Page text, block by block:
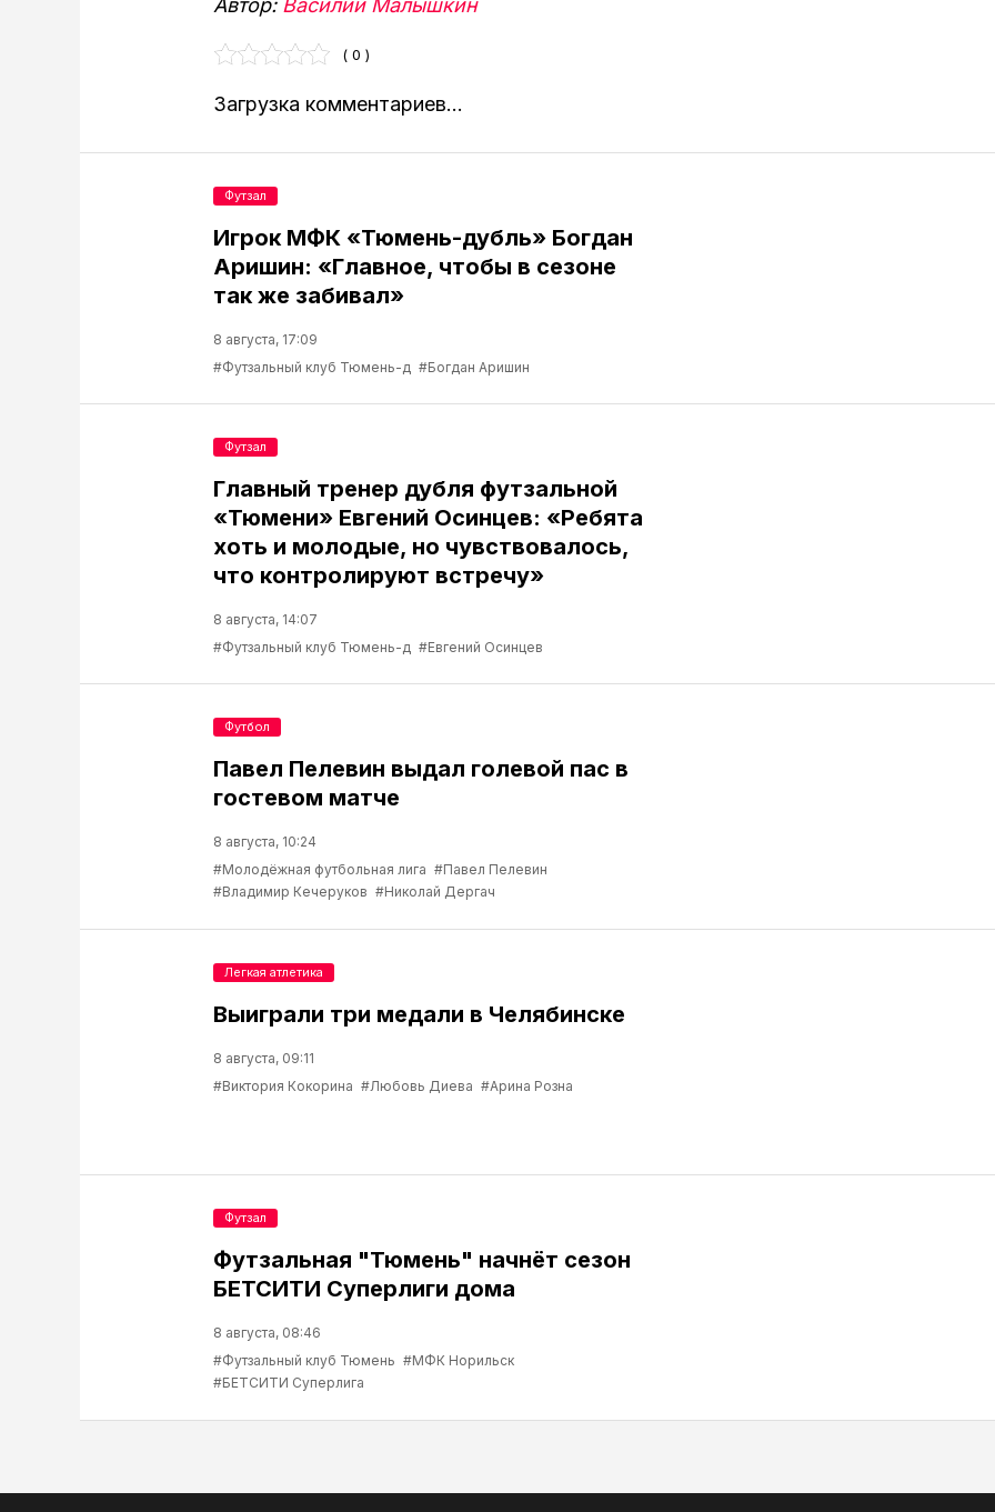
Автор: Василий Малышкин
( 0 )
Загрузка комментариев...
Игрок МФК «Тюмень-дубль» Богдан
Аришин: «Главное, чтобы в сезоне
так же забивал»
8 августа, 17:09
#Футзальный клуб Тюмень-д #Богдан Аришин
Футзал
Главный тренер дубля футзальной
«Тюмени» Евгений Осинцев: «Ребята
хоть и молодые, но чувствовалось,
что контролируют встречу»
8 августа, 14:07
#Футзальный клуб Тюмень-д #Евгений Осинцев
Футзал
Павел Пелевин выдал голевой пас в
гостевом матче
8 августа, 10:24
#Молодёжная футбольная лига #Павел Пелевин
#Владимир Кечеруков #Николай Дергач
Футбол
Выиграли три медали в Челябинске
8 августа, 09:11
#Виктория Кокорина #Любовь Диева #Арина Розна
Легкая атлетика
Футзальная "Тюмень" начнёт сезон
БЕТСИТИ Суперлиги дома
8 августа, 08:46
#Футзальный клуб Тюмень #МФК Норильск
#БЕТСИТИ Суперлига
Футзал